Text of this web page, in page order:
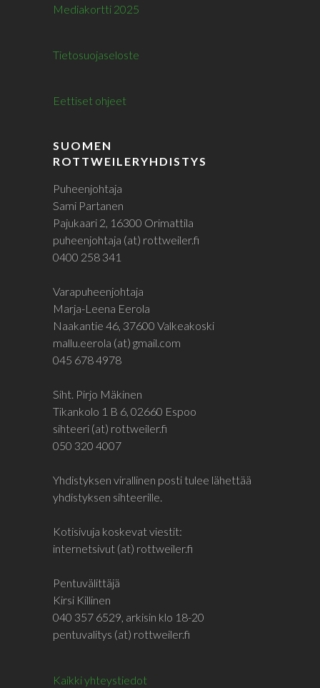
Mediakortti 2025
Tietosuojaseloste
Eettiset ohjeet
SUOMEN
ROTTWEILERYHDISTYS
Puheenjohtaja
Sami Partanen
Pajukaari 2, 16300 Orimattila
puheenjohtaja (at) rottweiler.fi
0400 258 341
Varapuheenjohtaja
Marja-Leena Eerola
Naakantie 46, 37600 Valkeakoski
mallu.eerola (at) gmail.com
045 678 4978
Siht. Pirjo Mäkinen
Tikankolo 1 B 6, 02660 Espoo
sihteeri (at) rottweiler.fi
050 320 4007
Yhdistyksen virallinen posti tulee lähettää
yhdistyksen sihteerille.
Kotisivuja koskevat viestit:
internetsivut (at) rottweiler.fi
Pentuvälittäjä
Kirsi Killinen
040 357 6529, arkisin klo 18-20
pentuvalitys (at) rottweiler.fi
Kaikki yhteystiedot